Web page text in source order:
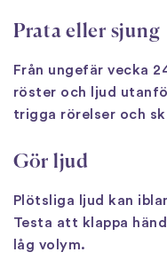
Prata eller sjung
Från ungefär vecka
röster och ljud
trigga rörelser och
Gör ljud
Plötsliga ljud kan
Testa att klappa
låg volym.